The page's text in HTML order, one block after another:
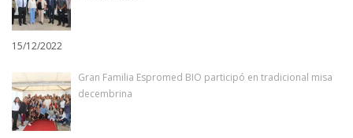
15/12/2022
Gran Familia Espromed BIO participó en tradicional misa
decembrina